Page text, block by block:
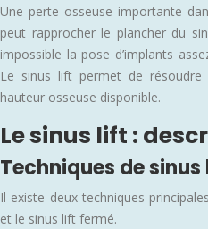
Une perte osseuse importante
peut rapprocher le plancher du
impossible la pose d’implants
Le sinus lift permet de
hauteur osseuse disponible.
Le sinus lift :
Techniques de
Il existe deux techniques
et le sinus lift fermé.